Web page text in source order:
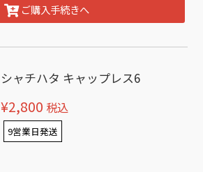
ご購入手続きへ
シャチハタ キャップレス6
¥2,800 税込
9営業日発送